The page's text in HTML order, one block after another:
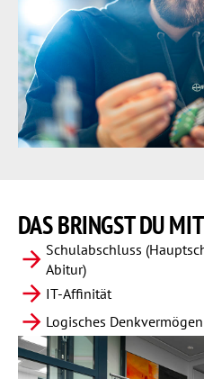
DAS BRINGSTDU
Schulabschluss
Abitur)
IT-Affinität
Logisches Denkvermögen